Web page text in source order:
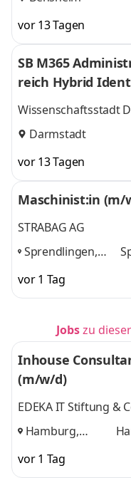
vor 13 Tagen
SB M365
reich Hybrid
Exchange und
Wissenschaftsstadt
Darmstadt
vor 13 Tagen
Maschinist:in (m/
STRABAG AG
Sprendlingen,
Mainz, Worms
vor 1 Tag
Jobszu
Inhouse
(m/w/d)
EDEKA IT Stiftung &
Hamburg,
Minden
vor 1 Tag